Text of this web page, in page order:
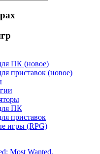
ПК (новое)
приставок (новое)
ПК
приставок
игры (RPG)
Most Wanted.